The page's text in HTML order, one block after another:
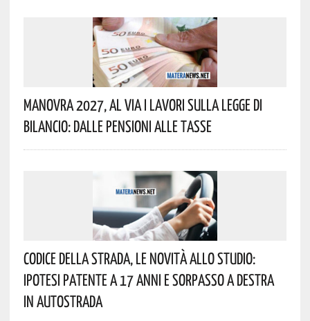
Manovra 2027, Al Via I Lavori Sulla Legge Di
Bilancio: Dalle Pensioni Alle Tasse
Codice Della Strada, Le Novità Allo Studio:
Ipotesi Patente A 17 Anni E Sorpasso A Destra
In Autostrada